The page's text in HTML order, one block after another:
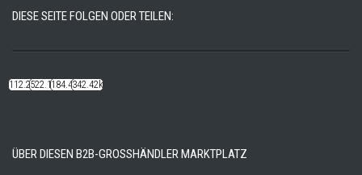
DIESE SEITE FOLGEN ODER TEILEN:
112.22k522.14k184.48k342.42k
ÜBER DIESEN B2B-GROSSHÄNDLER MARKTPLATZ